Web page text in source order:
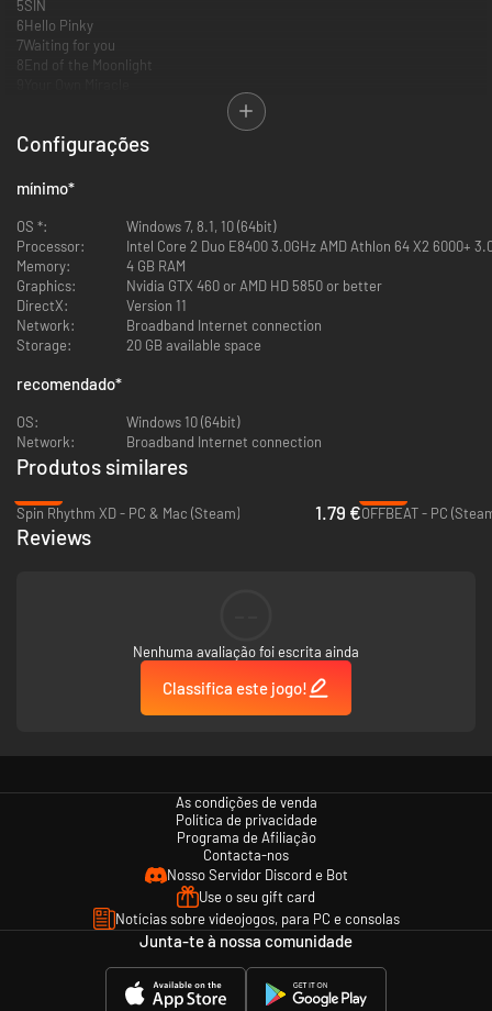
5SIN
6Hello Pinky
7Waiting for you
8End of the Moonlight
12Good Bye
14Out Law
16Beyond Yourself
17Astro Fight
18Another DAY
19Ray of Illuminati
20Memoirs
21Running girl
22Jupiter Driving
24glory day
26NB RANGER
27NB Rangers -Returns-
28NB POWER
29NB RANGER - Virgin Force
30ON
31plastic method
32Binary World
38Armored Phantom
45Remains of Doom
51Phantom Of Sky
52Soar ~Stay With Me~
54Chain of Gravity
Configurações
mínimo*
OS *:
Windows 7, 8.1, 10 (64bit)
Processor:
Intel Core 2 Duo E8400 3.0GHz AMD Athlon 64 X2 6000+
Memory:
4 GB RAM
Graphics:
Nvidia GTX 460 or AMD HD 5850 or better
DirectX:
Version 11
Network:
Broadband Internet connection
Storage:
20 GB available space
recomendado*
OS:
Windows 10 (64bit)
Network:
Broadband Internet connection
Produtos similares
Spin Rhythm XD - PC & Mac (Steam)
1.79 €OFFBEAT - PC
Reviews
Nenhuma avaliação foi escrita ainda
Classifica este jogo!
As condições de venda
Política de privacidade
Programa de Afiliação
Contacta-nos
Nosso Servidor Discord e Bot
Use o seu gift card
Notícias sobre videojogos, para PC e consolas
Junta-te à nossa comunidade